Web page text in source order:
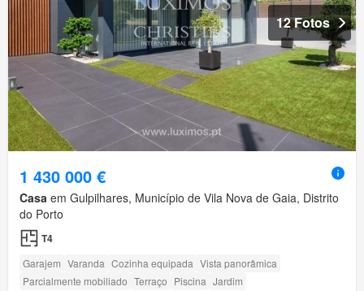
12 Fotos
1 430 000 €
Casa em Gulpilhares, Município de Vila Nova de Gaia, Distrito
do Porto
T4
Garajem Varanda Cozinha equipada Vista panorâmica
Parcialmente mobiliado Terraço Piscina Jardim